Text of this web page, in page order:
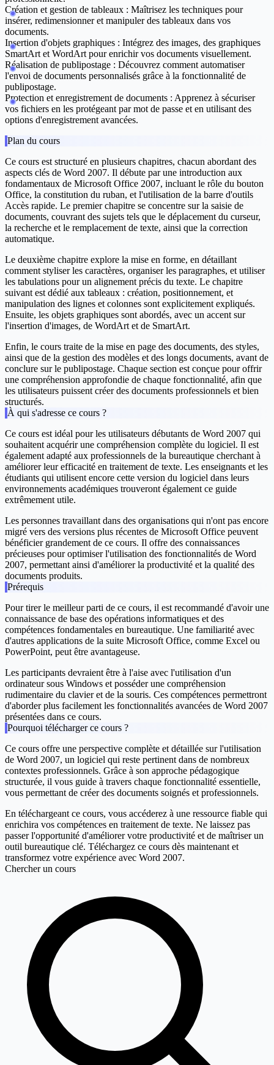
Création et gestion de tableaux : Maîtrisez les techniques pour
insérer, redimensionner et manipuler des tableaux dans vos
documents.
Insertion d'objets graphiques : Intégrez des images, des graphiques
SmartArt et WordArt pour enrichir vos documents visuellement.
Réalisation de publipostage : Découvrez comment automatiser
l'envoi de documents personnalisés grâce à la fonctionnalité de
publipostage.
Protection et enregistrement de documents : Apprenez à sécuriser
vos fichiers en les protégeant par mot de passe et en utilisant des
options d'enregistrement avancées.
Plan du cours
Ce cours est structuré en plusieurs chapitres, chacun abordant des
aspects clés de Word 2007. Il débute par une introduction aux
fondamentaux de Microsoft Office 2007, incluant le rôle du bouton
Office, la constitution du ruban, et l'utilisation de la barre d'outils
Accès rapide. Le premier chapitre se concentre sur la saisie de
documents, couvrant des sujets tels que le déplacement du curseur,
la recherche et le remplacement de texte, ainsi que la correction
automatique.
Le deuxième chapitre explore la mise en forme, en détaillant
comment styliser les caractères, organiser les paragraphes, et utiliser
les tabulations pour un alignement précis du texte. Le chapitre
suivant est dédié aux tableaux : création, positionnement, et
manipulation des lignes et colonnes sont explicitement expliqués.
Ensuite, les objets graphiques sont abordés, avec un accent sur
l'insertion d'images, de WordArt et de SmartArt.
Enfin, le cours traite de la mise en page des documents, des styles,
ainsi que de la gestion des modèles et des longs documents, avant de
conclure sur le publipostage. Chaque section est conçue pour offrir
une compréhension approfondie de chaque fonctionnalité, afin que
les utilisateurs puissent créer des documents professionnels et bien
structurés.
À qui s'adresse ce cours ?
Ce cours est idéal pour les utilisateurs débutants de Word 2007 qui
souhaitent acquérir une compréhension complète du logiciel. Il est
également adapté aux professionnels de la bureautique cherchant à
améliorer leur efficacité en traitement de texte. Les enseignants et les
étudiants qui utilisent encore cette version du logiciel dans leurs
environnements académiques trouveront également ce guide
extrêmement utile.
Les personnes travaillant dans des organisations qui n'ont pas encore
migré vers des versions plus récentes de Microsoft Office peuvent
bénéficier grandement de ce cours. Il offre des connaissances
précieuses pour optimiser l'utilisation des fonctionnalités de Word
2007, permettant ainsi d'améliorer la productivité et la qualité des
documents produits.
Prérequis
Pour tirer le meilleur parti de ce cours, il est recommandé d'avoir une
connaissance de base des opérations informatiques et des
compétences fondamentales en bureautique. Une familiarité avec
d'autres applications de la suite Microsoft Office, comme Excel ou
PowerPoint, peut être avantageuse.
Les participants devraient être à l'aise avec l'utilisation d'un
ordinateur sous Windows et posséder une compréhension
rudimentaire du clavier et de la souris. Ces compétences permettront
d'aborder plus facilement les fonctionnalités avancées de Word 2007
présentées dans ce cours.
Pourquoi télécharger ce cours ?
Ce cours offre une perspective complète et détaillée sur l'utilisation
de Word 2007, un logiciel qui reste pertinent dans de nombreux
contextes professionnels. Grâce à son approche pédagogique
structurée, il vous guide à travers chaque fonctionnalité essentielle,
vous permettant de créer des documents soignés et professionnels.
En téléchargeant ce cours, vous accéderez à une ressource fiable qui
enrichira vos compétences en traitement de texte. Ne laissez pas
passer l'opportunité d'améliorer votre productivité et de maîtriser un
outil bureautique clé. Téléchargez ce cours dès maintenant et
transformez votre expérience avec Word 2007.
Chercher un cours